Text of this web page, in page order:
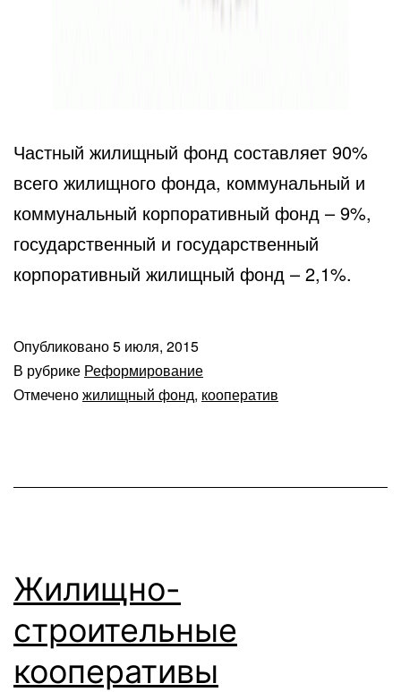
Частный жилищный фонд составляет 90%
всего жилищного фонда, коммунальный и
коммунальный корпоративный фонд – 9%,
государственный и государственный
корпоративный жилищный фонд – 2,1%.
Опубликовано5 июля, 2015
В рубрике Реформирование
Отмеченожилищный фонд, кооператив
Жилищно-
строительные
кооперативы